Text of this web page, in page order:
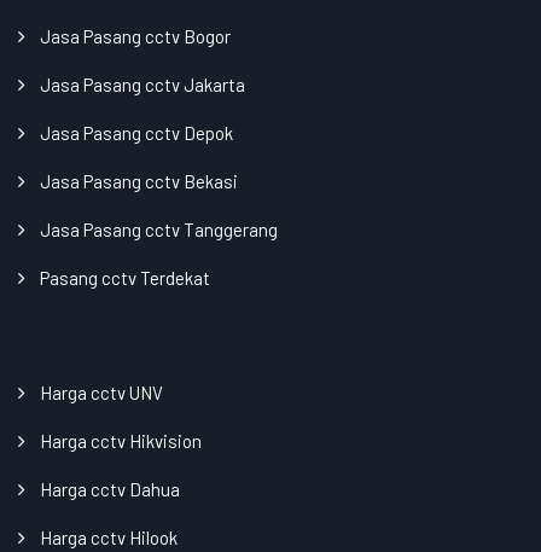
Jasa Pasang cctv Bogor
Jasa Pasang cctv Jakarta
Jasa Pasang cctv Depok
Jasa Pasang cctv Bekasi
Jasa Pasang cctv Tanggerang
Pasang cctv Terdekat
Harga cctv UNV
Harga cctv Hikvision
Harga cctv Dahua
Harga cctv Hilook